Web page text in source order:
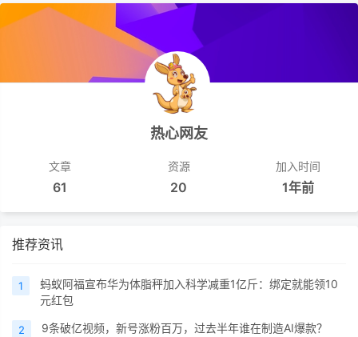
热心网友
文章
61
资源
20
加入时间
1年前
推荐资讯
1
蚂蚁阿福宣布华为体脂秤加入科学减重1亿斤：绑定就能领10
元红包
2 9条破亿视频，新号涨粉百万，过去半年谁在制造AI爆款？